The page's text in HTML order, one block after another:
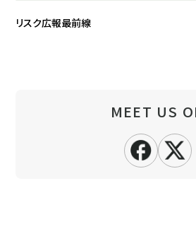
リスク広報最前線
MEET US